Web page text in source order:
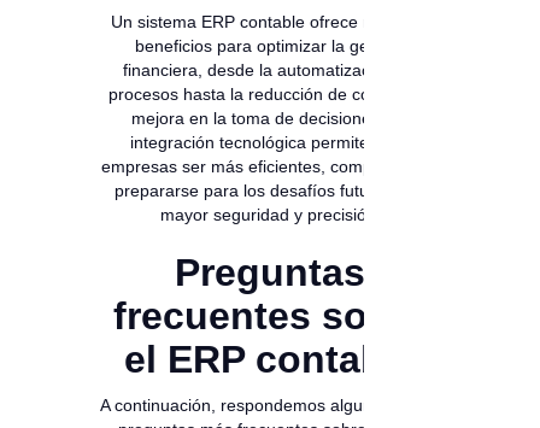
Un sistema ERP contable ofrece múltiples
beneficios para optimizar la gestión
financiera, desde la automatización de
procesos hasta la reducción de costos y la
mejora en la toma de decisiones. La
integración tecnológica permite a las
empresas ser más eficientes, competitivas y
prepararse para los desafíos futuros con
mayor seguridad y precisión.
Preguntas
frecuentes sobre
el ERP contable
A continuación, respondemos algunas de las